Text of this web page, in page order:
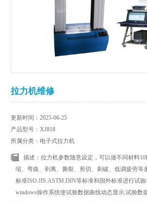
拉力机维修
更新时间：2025-06-25
产品型号：XJ818
所属分类：电子式拉力机
描述：拉力机参数随意设定，可以做不同材料
缩、弯曲、剥离、撕裂、剪切、刺破、低调疲劳等
标准ISO.JIS.ASTM.DIN等标准和国外标准进行试
windows操作系统使试验数据曲线动态显示,试验数